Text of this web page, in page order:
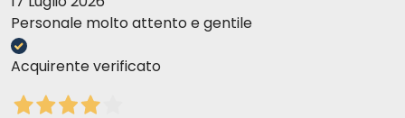
Personale molto attento e gentile
Acquirente verificato